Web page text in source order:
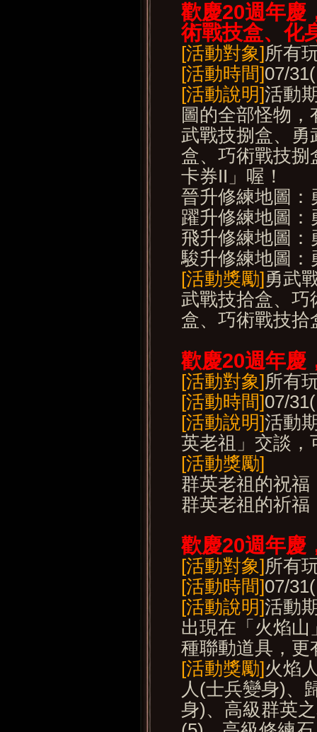
歡慶20週年慶
術戰技盒、化
[活動對象]所有
[活動時間]07/
[活動說明]活動
圖的全部怪物
武戰技捌盒、勇
盒、巧術戰技捌
卡券II」喔！
晉升修練地圖：
躍升修練地圖
飛升修練地圖
駿升修練地圖：
[活動獎勵]勇武
武戰技拾盒、巧
盒、巧術戰技拾
歡慶20週年慶
[活動對象]所有
[活動時間]07/
[活動說明]活動
英老祖」交談，
[活動獎勵]
群英老祖的祝福
群英老祖的祈福
歡慶20週年慶
[活動對象]所有
[活動時間]07/
[活動說明]活動
出現在「火焰
種聯動道具，更
[活動獎勵]火焰
人(士兵變身)、
身)、高級群英